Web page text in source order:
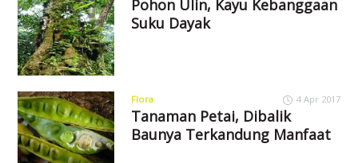
Pohon Ulin, Kayu Kebanggaan
Suku Dayak
Flora 4 Apr 2017
Tanaman Petai, Dibalik
Baunya Terkandung Manfaat